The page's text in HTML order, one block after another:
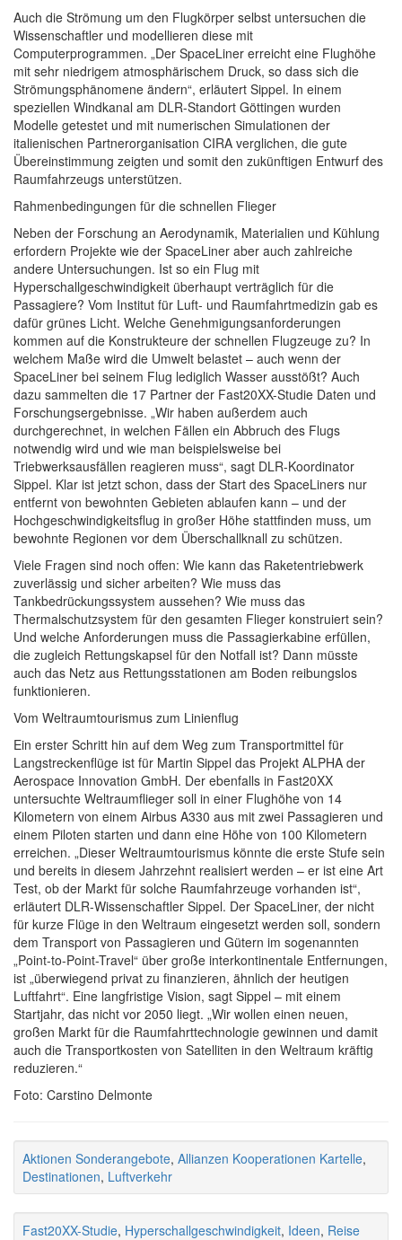
Auch die Strömung um den Flugkörper selbst untersuchen die
Wissenschaftler und modellieren diese mit
Computerprogrammen. „Der SpaceLiner erreicht eine Flughöhe
mit sehr niedrigem atmosphärischem Druck, so dass sich die
Strömungsphänomene ändern“, erläutert Sippel. In einem
speziellen Windkanal am DLR-Standort Göttingen wurden
Modelle getestet und mit numerischen Simulationen der
italienischen Partnerorganisation CIRA verglichen, die gute
Übereinstimmung zeigten und somit den zukünftigen Entwurf des
Raumfahrzeugs unterstützen.
Rahmenbedingungen für die schnellen Flieger
Neben der Forschung an Aerodynamik, Materialien und Kühlung
erfordern Projekte wie der SpaceLiner aber auch zahlreiche
andere Untersuchungen. Ist so ein Flug mit
Hyperschallgeschwindigkeit überhaupt verträglich für die
Passagiere? Vom Institut für Luft- und Raumfahrtmedizin gab es
dafür grünes Licht. Welche Genehmigungsanforderungen
kommen auf die Konstrukteure der schnellen Flugzeuge zu? In
welchem Maße wird die Umwelt belastet – auch wenn der
SpaceLiner bei seinem Flug lediglich Wasser ausstößt? Auch
dazu sammelten die 17 Partner der Fast20XX-Studie Daten und
Forschungsergebnisse. „Wir haben außerdem auch
durchgerechnet, in welchen Fällen ein Abbruch des Flugs
notwendig wird und wie man beispielsweise bei
Triebwerksausfällen reagieren muss“, sagt DLR-Koordinator
Sippel. Klar ist jetzt schon, dass der Start des SpaceLiners nur
entfernt von bewohnten Gebieten ablaufen kann – und der
Hochgeschwindigkeitsflug in großer Höhe stattfinden muss, um
bewohnte Regionen vor dem Überschallknall zu schützen.
Viele Fragen sind noch offen: Wie kann das Raketentriebwerk
zuverlässig und sicher arbeiten? Wie muss das
Tankbedrückungssystem aussehen? Wie muss das
Thermalschutzsystem für den gesamten Flieger konstruiert sein?
Und welche Anforderungen muss die Passagierkabine erfüllen,
die zugleich Rettungskapsel für den Notfall ist? Dann müsste
auch das Netz aus Rettungsstationen am Boden reibungslos
funktionieren.
Vom Weltraumtourismus zum Linienflug
Ein erster Schritt hin auf dem Weg zum Transportmittel für
Langstreckenflüge ist für Martin Sippel das Projekt ALPHA der
Aerospace Innovation GmbH. Der ebenfalls in Fast20XX
untersuchte Weltraumflieger soll in einer Flughöhe von 14
Kilometern von einem Airbus A330 aus mit zwei Passagieren und
einem Piloten starten und dann eine Höhe von 100 Kilometern
erreichen. „Dieser Weltraumtourismus könnte die erste Stufe sein
und bereits in diesem Jahrzehnt realisiert werden – er ist eine Art
Test, ob der Markt für solche Raumfahrzeuge vorhanden ist“,
erläutert DLR-Wissenschaftler Sippel. Der SpaceLiner, der nicht
für kurze Flüge in den Weltraum eingesetzt werden soll, sondern
dem Transport von Passagieren und Gütern im sogenannten
„Point-to-Point-Travel“ über große interkontinentale Entfernungen,
ist „überwiegend privat zu finanzieren, ähnlich der heutigen
Luftfahrt“. Eine langfristige Vision, sagt Sippel – mit einem
Startjahr, das nicht vor 2050 liegt. „Wir wollen einen neuen,
großen Markt für die Raumfahrttechnologie gewinnen und damit
auch die Transportkosten von Satelliten in den Weltraum kräftig
reduzieren.“
Foto: Carstino Delmonte
Aktionen Sonderangebote, Allianzen Kooperationen Kartelle,
Destinationen, Luftverkehr
Fast20XX-Studie, Hyperschallgeschwindigkeit, Ideen, Reise